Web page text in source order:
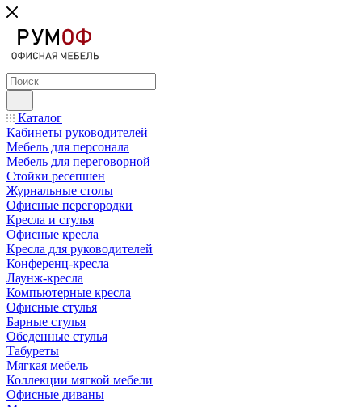
Каталог
Кабинеты руководителей
Мебель для персонала
Мебель для переговорной
Стойки ресепшен
Журнальные столы
Офисные перегородки
Кресла и стулья
Офисные кресла
Кресла для руководителей
Конференц-кресла
Лаунж-кресла
Компьютерные кресла
Офисные стулья
Барные стулья
Обеденные стулья
Табуреты
Мягкая мебель
Коллекции мягкой мебели
Офисные диваны